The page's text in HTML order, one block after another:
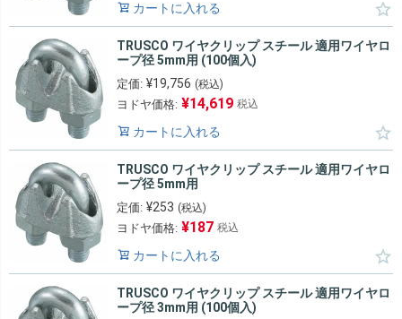
カートに入れる
TRUSCO ワイヤクリップ スチール 適用ワイヤロ
ープ径 5mm用 (100個入)
定価: ¥19,756 (税込)
ヨドヤ価格: ¥14,619 税込
カートに入れる
TRUSCO ワイヤクリップ スチール 適用ワイヤロ
ープ径 5mm用
定価: ¥253 (税込)
ヨドヤ価格: ¥187 税込
カートに入れる
TRUSCO ワイヤクリップ スチール 適用ワイヤロ
ープ径 3mm用 (100個入)